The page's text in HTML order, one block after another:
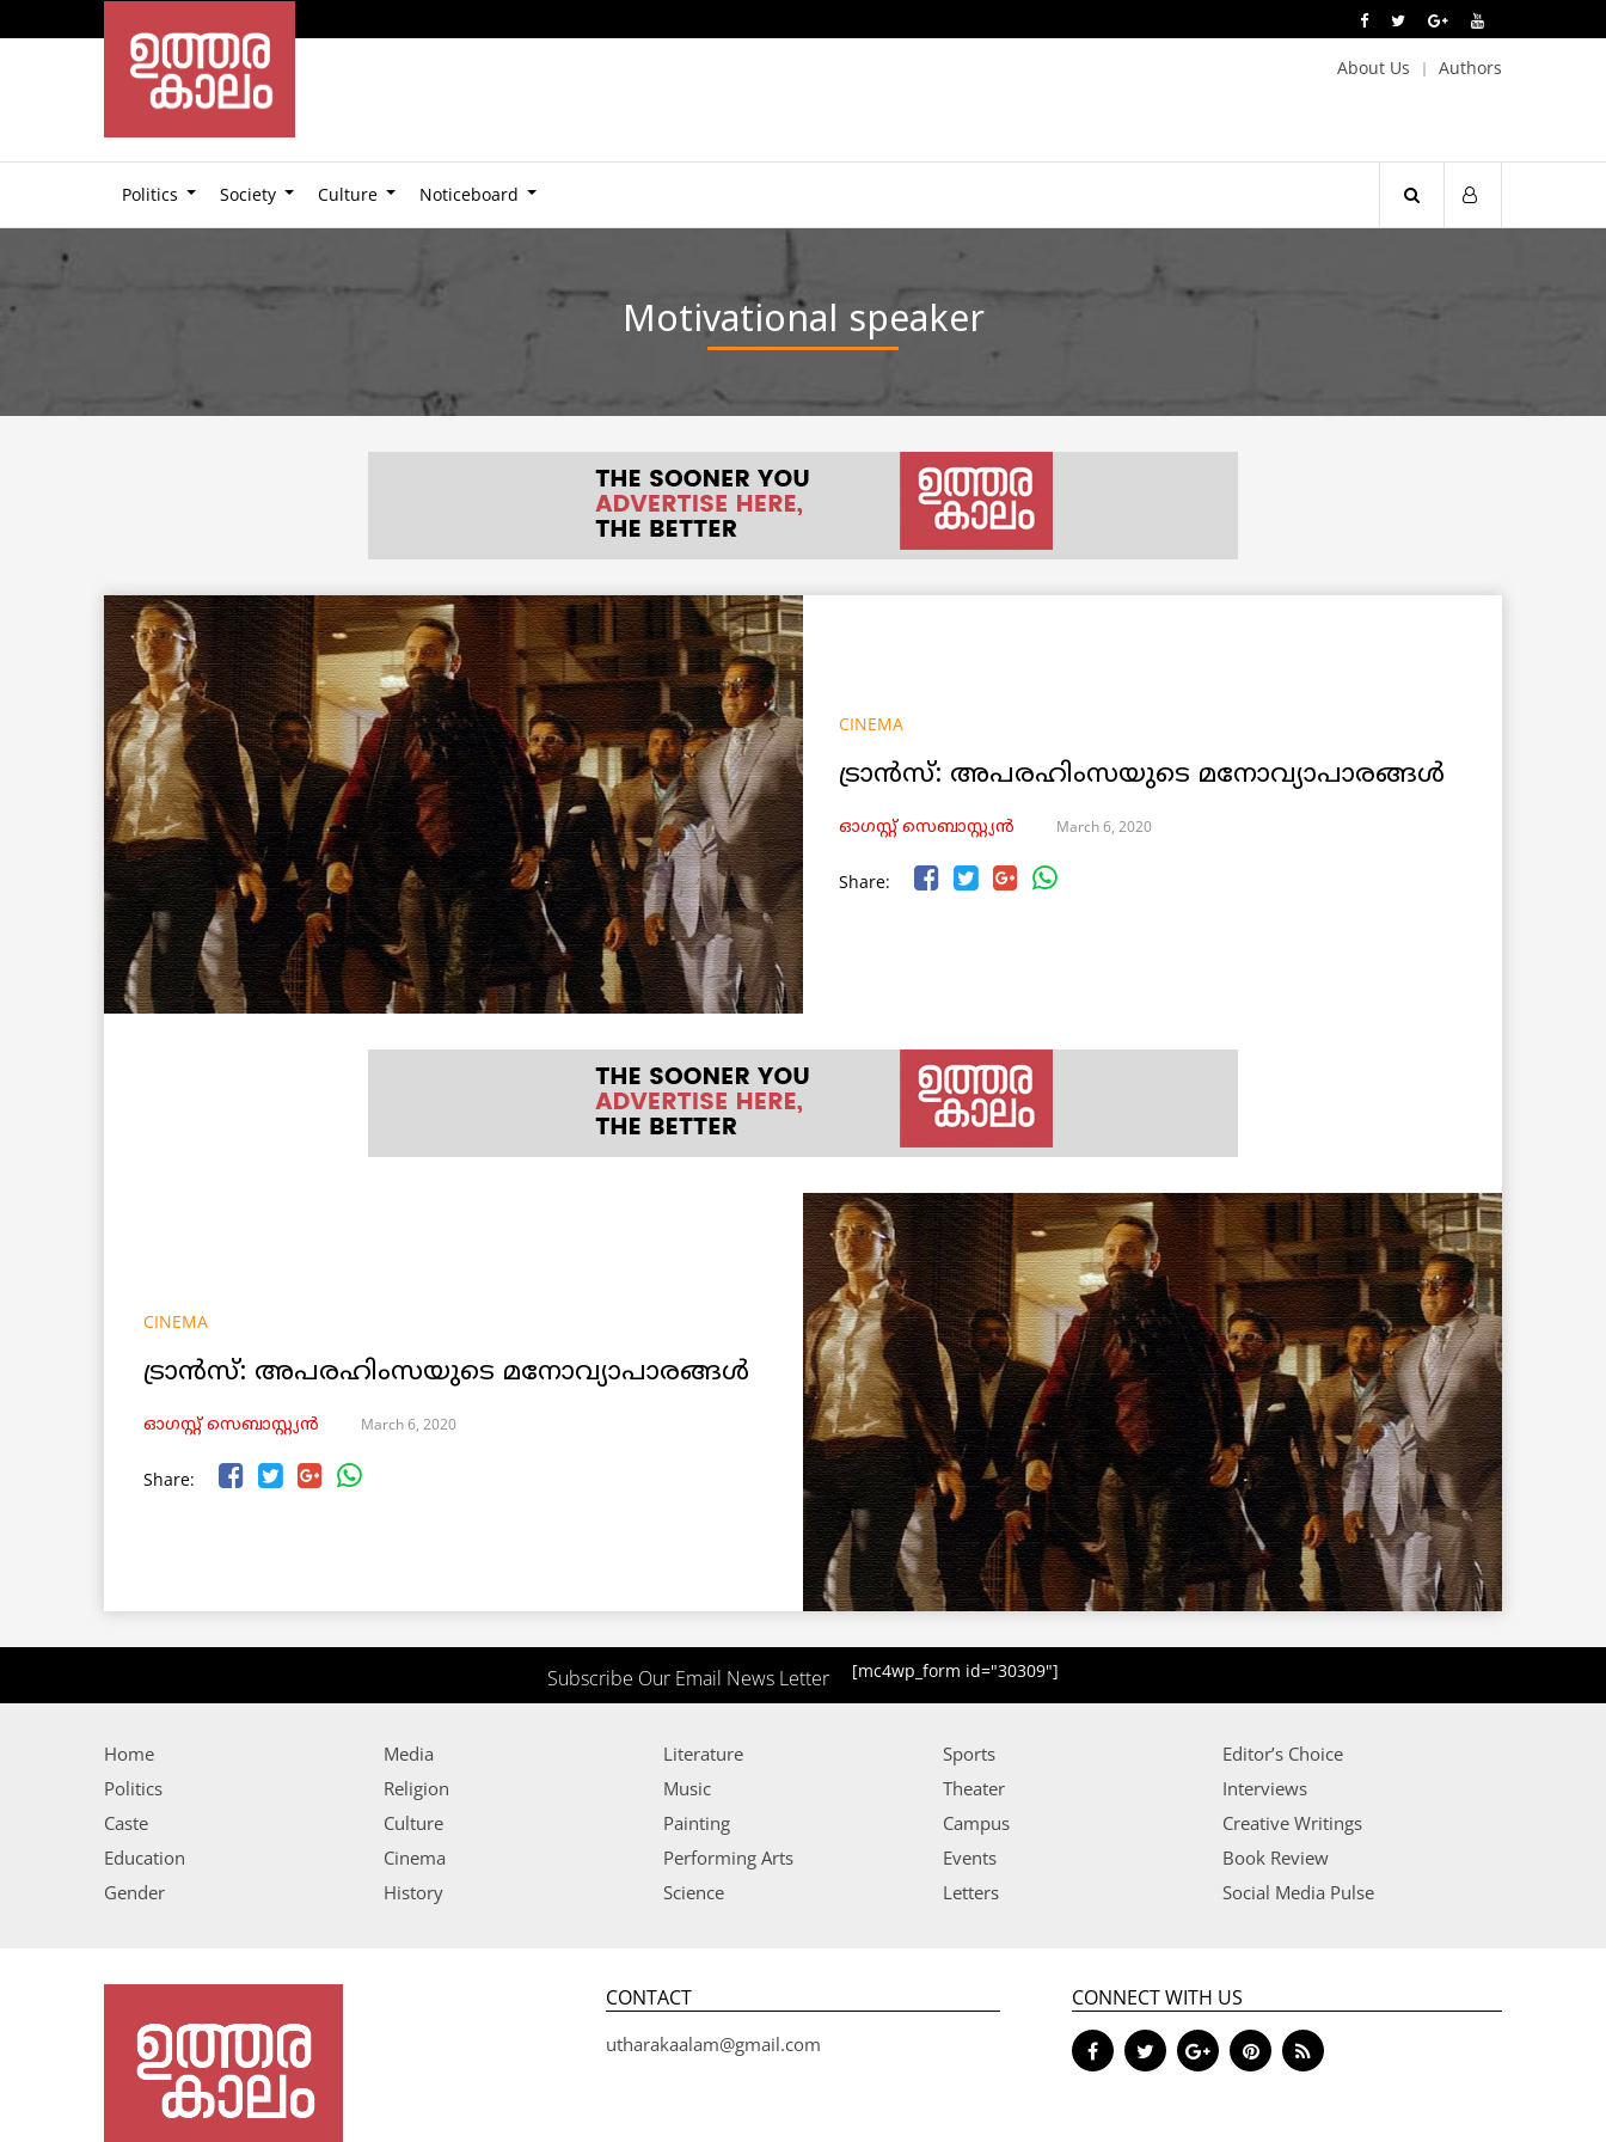
About Us Authors
Politics Society Culture Noticeboard
Motivational speaker
CINEMA
ട്രാൻസ്: അപരഹിംസയുടെ മനോവ്യാപാരങ്ങൾ
ഓഗസ്റ്റ് സെബാസ്റ്റ്യൻ March 6, 2020
Share:
CINEMA
ട്രാൻസ്: അപരഹിംസയുടെ മനോവ്യാപാരങ്ങൾ
ഓഗസ്റ്റ് സെബാസ്റ്റ്യൻ March 6, 2020
Share:
Subscribe Our Email News Letter [mc4wp_form id="30309"]
Home
Politics
Caste
Education
Gender
Media
Religion
Culture
Cinema
History
Literature
Music
Painting
Performing Arts
Science
Sports
Theater
Campus
Events
Letters
Editor’s Choice
Interviews
Creative Writings
Book Review
Social Media Pulse
CONTACT
utharakaalam@gmail.com
CONNECT WITH US